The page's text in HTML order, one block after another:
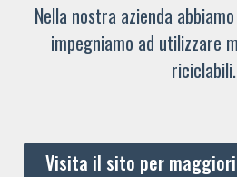
Nella nostra azienda
impegniamo ad utilizzare
riciclabili.
Visita il sito per